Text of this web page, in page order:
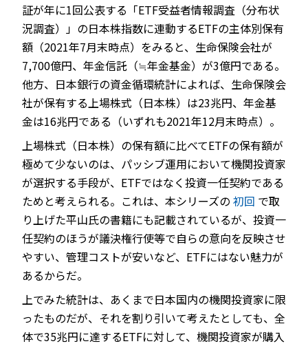
証が年に1回公表する「ETF受益者情報調査（分布状
況調査）」の日本株指数に連動するETFの主体別保有
額（2021年7月末時点）をみると、生命保険会社が
7,700億円、年金信託（≒年金基金）が3億円である。
他方、日本銀行の資金循環統計によれば、生命保険会
社が保有する上場株式（日本株）は23兆円、年金基
金は16兆円である（いずれも2021年12月末時点）。
上場株式（日本株）の保有額に比べてETFの保有額が
極めて少ないのは、パッシブ運用において機関投資家
が選択する手段が、ETFではなく投資一任契約である
ためと考えられる。これは、本シリーズの 初回 で取
り上げた平山氏の書籍にも記載されているが、投資一
任契約のほうが議決権行使等で自らの意向を反映させ
やすい、管理コストが安いなど、ETFにはない魅力が
あるからだ。
上でみた統計は、あくまで日本国内の機関投資家に限
ったものだが、それを割り引いて考えたとしても、全
体で35兆円に達するETFに対して、機関投資家が購入